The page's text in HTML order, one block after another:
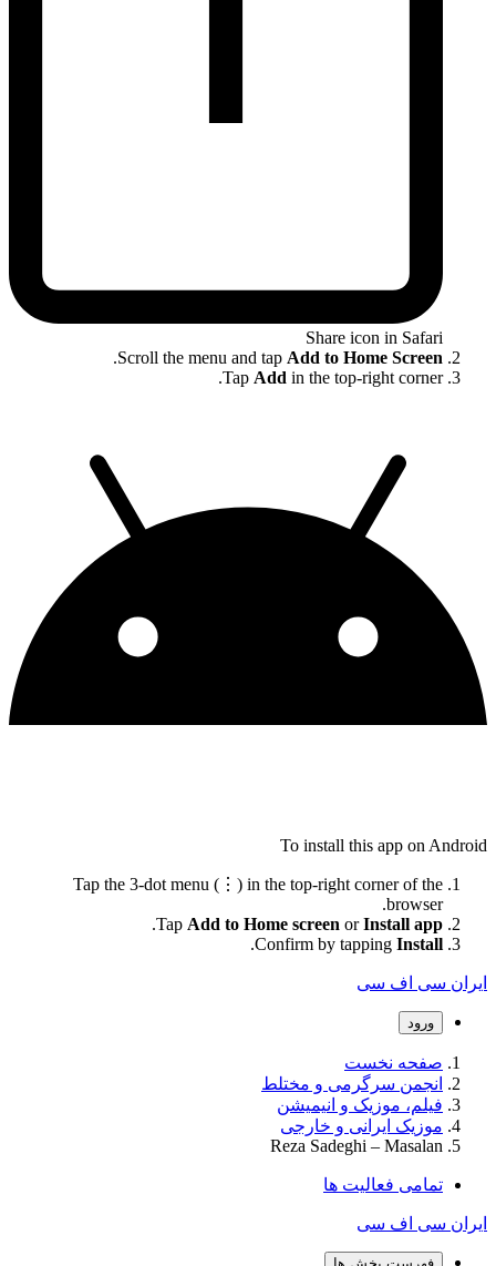
Share icon in Safari
Scroll the menu and tap Add to Home Screen
.
Tap Add in the top-right corner.
To install this app on Android
Tap the 3-dot menu (⋮) in the top-right corner of the
browser.
Tap Add to Home screen orInstall app
.
Confirm by tapping Install
.
ایران سی اف سی
ورود
صفحه نخست
انجمن سرگرمی و مختلط
فیلم، موزیک و انیمیشن
موزیک ایرانی و خارجی
Reza Sadeghi – Masalan
تمامی فعالیت ها
ایران سی اف سی